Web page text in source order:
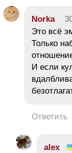
Norka
Это всё
Только
И если
Ответить
alex